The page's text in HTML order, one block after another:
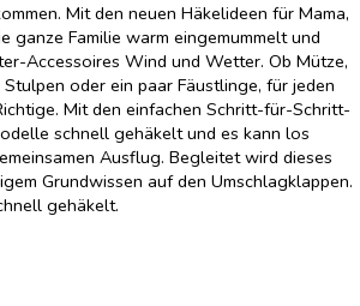
Mit den neuen Häkelideen für Mama,
ganze Familie warm eingemummelt und
Accessoires Wind und Wetter. Ob Mütze,
oder ein paar Fäustlinge, für jeden
Mit den einfachen Schritt-für-Schritt-
schnell gehäkelt und es kann los
Ausflug. Begleitet wird dieses
Grundwissen auf den Umschlagklappen.
gehäkelt.